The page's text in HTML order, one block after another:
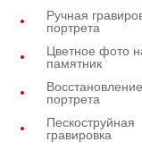
Ручная
портрета
Цветное фото
памятник
Восстановление
портрета
Пескоструйная
гравировка